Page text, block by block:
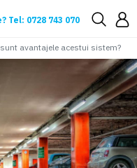
Tel: 0728 743 070
avantajele acestui sistem?